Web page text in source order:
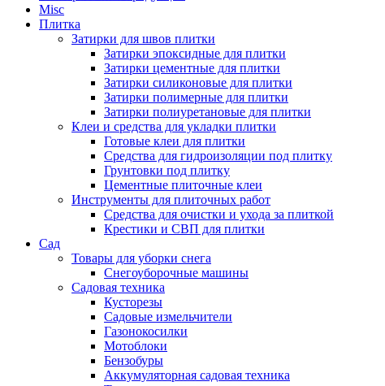
Misc
Плитка
Затирки для швов плитки
Затирки эпоксидные для плитки
Затирки цементные для плитки
Затирки силиконовые для плитки
Затирки полимерные для плитки
Затирки полиуретановые для плитки
Клеи и средства для укладки плитки
Готовые клеи для плитки
Средства для гидроизоляции под плитку
Грунтовки под плитку
Цементные плиточные клеи
Инструменты для плиточных работ
Средства для очистки и ухода за плиткой
Крестики и СВП для плитки
Сад
Товары для уборки снега
Снегоуборочные машины
Садовая техника
Кусторезы
Садовые измельчители
Газонокосилки
Мотоблоки
Бензобуры
Аккумуляторная садовая техника